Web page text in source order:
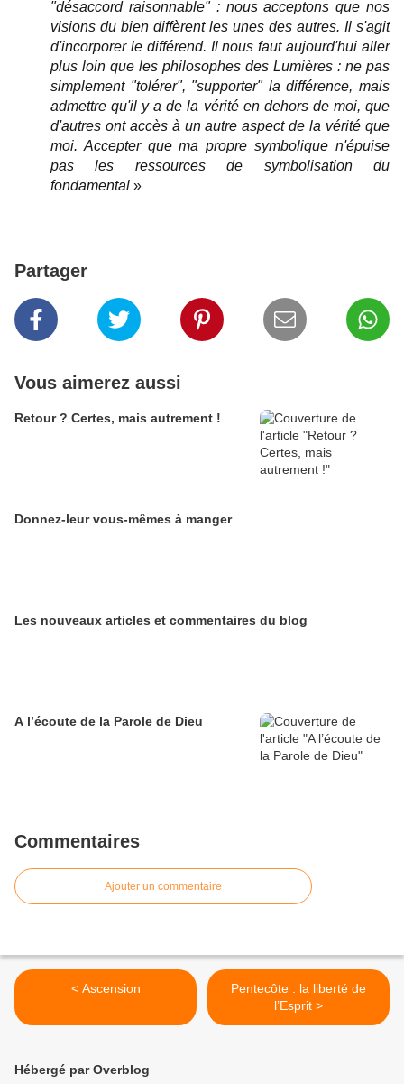
"désaccord raisonnable" : nous acceptons que nos
visions du bien diffèrent les unes des autres. Il s'agit
d'incorporer le différend. Il nous faut aujourd'hui aller
plus loin que les philosophes des Lumières : ne pas
simplement "tolérer", "supporter" la différence, mais
admettre qu'il y a de la vérité en dehors de moi, que
d'autres ont accès à un autre aspect de la vérité que
moi. Accepter que ma propre symbolique n'épuise
pas les ressources de symbolisation du
fondamental »
Partager
Vous aimerez aussi
Retour ? Certes, mais autrement !
Donnez-leur vous-mêmes à manger
Les nouveaux articles et commentaires du blog
A l’écoute de la Parole de Dieu
Commentaires
Ajouter un commentaire
< Ascension
Pentecôte : la liberté de
l’Esprit >
Hébergé par Overblog